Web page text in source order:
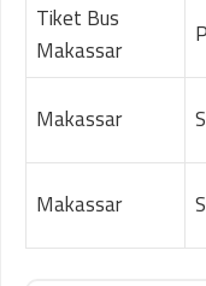
Tiket Bus
Makassar
Makassar
Makassar